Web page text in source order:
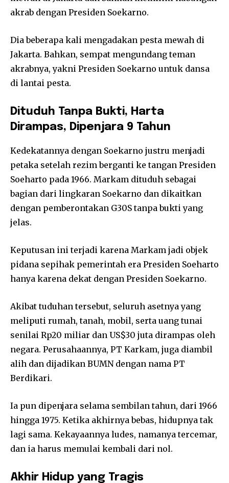
akrab dengan Presiden Soekarno.
Dia beberapa kali mengadakan pesta mewah di
Jakarta. Bahkan, sempat mengundang teman
akrabnya, yakni Presiden Soekarno untuk dansa
di lantai pesta.
Dituduh Tanpa Bukti, Harta
Dirampas, Dipenjara 9 Tahun
Kedekatannya dengan Soekarno justru menjadi
petaka setelah rezim berganti ke tangan Presiden
Soeharto pada 1966. Markam dituduh sebagai
bagian dari lingkaran Soekarno dan dikaitkan
dengan pemberontakan G30S tanpa bukti yang
jelas.
Keputusan ini terjadi karena Markam jadi objek
pidana sepihak pemerintah era Presiden Soeharto
hanya karena dekat dengan Presiden Soekarno.
Akibat tuduhan tersebut, seluruh asetnya yang
meliputi rumah, tanah, mobil, serta uang tunai
senilai Rp20 miliar dan US$30 juta dirampas oleh
negara. Perusahaannya, PT Karkam, juga diambil
alih dan dijadikan BUMN dengan nama PT
Berdikari.
Ia pun dipenjara selama sembilan tahun, dari 1966
hingga 1975. Ketika akhirnya bebas, hidupnya tak
lagi sama. Kekayaannya ludes, namanya tercemar,
dan ia harus memulai kembali dari nol.
Akhir Hidup yang Tragis